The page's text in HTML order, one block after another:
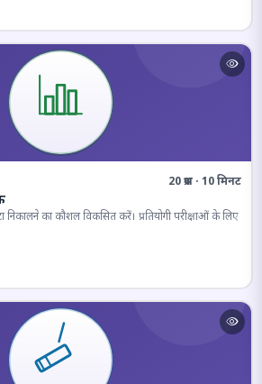
20 प्रश्न · 10 मिनट
निकालने का कौशल विकसित करें। प्रतियोगी परीक्षाओं के लिए